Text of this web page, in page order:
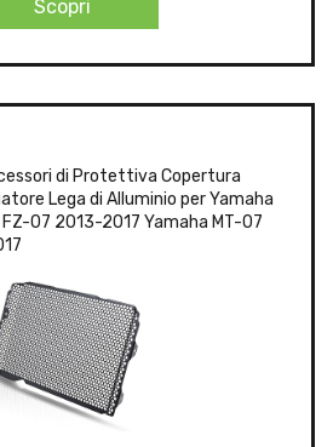
Scopri
di Protettiva Copertura
Lega di Alluminio per Yamaha
FZ-07 2013-2017 Yamaha MT-07